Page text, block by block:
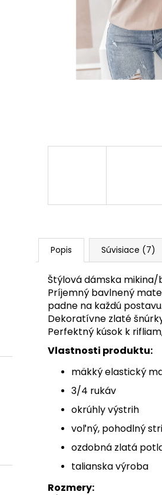
Popis Súvisiace (7)
Štýlová dámska mikina/
Príjemný bavlnený
padne na každú postavu.
Dekoratívne zlaté
Perfektný kúsok k
Vlastnosti produktu:
mäkký elastický
3/4 rukáv
okrúhly výstrih
voľný, pohodlný
ozdobná zlatá
talianska výroba
Rozmery:
TALIANSKA POHODLNÁ
SÚPRAVA K6171G